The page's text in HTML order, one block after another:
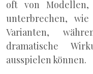
oft von
unterbrechen,
Varianten,
dramatische
ausspielen können.